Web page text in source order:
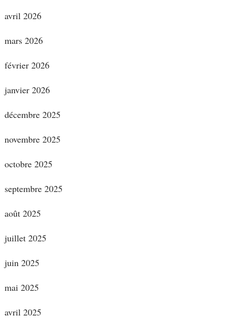
avril 2026
mars 2026
février 2026
janvier 2026
décembre 2025
novembre 2025
octobre 2025
septembre 2025
août 2025
juillet 2025
juin 2025
mai 2025
avril 2025